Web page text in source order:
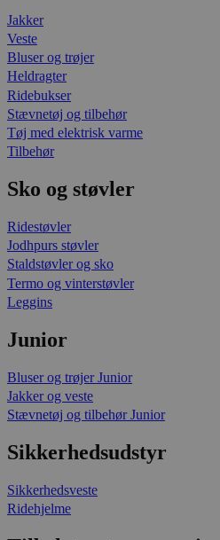
Jakker
Veste
Bluser og trøjer
Heldragter
Ridebukser
Stævnetøj og tilbehør
Tøj med elektrisk varme
Tilbehør
Sko og støvler
Ridestøvler
Jodhpurs støvler
Staldstøvler og sko
Termo og vinterstøvler
Leggins
Junior
Bluser og trøjer Junior
Jakker og veste
Stævnetøj og tilbehør Junior
Sikkerhedsudstyr
Sikkerhedsveste
Ridehjelme